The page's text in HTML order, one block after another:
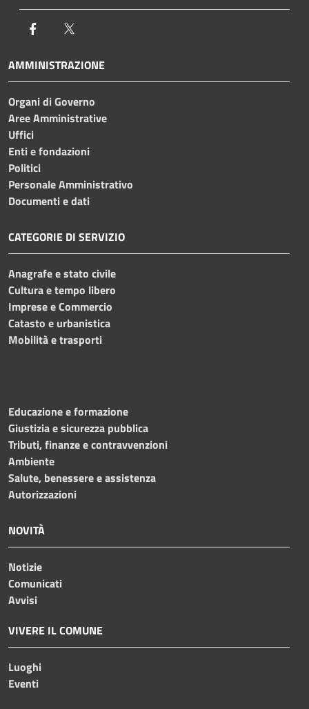
Facebook
AMMINISTRAZIONE
Organi di Governo
Aree Amministrative
Uffici
Enti e fondazioni
Politici
Personale Amministrativo
Documenti e dati
CATEGORIE DI SERVIZIO
Anagrafe e stato civile
Cultura e tempo libero
Imprese e Commercio
Catasto e urbanistica
Mobilità e trasporti
Educazione e formazione
Giustizia e sicurezza pubblica
Tributi, finanze e contravvenzioni
Ambiente
Salute, benessere e assistenza
Autorizzazioni
NOVITÀ
Notizie
Comunicati
Avvisi
VIVERE IL COMUNE
Luoghi
Eventi